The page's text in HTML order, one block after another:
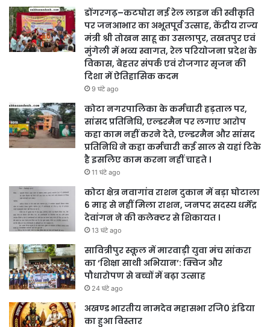
डोंगरगढ़–कटघोरा नई रेल लाइन की स्वीकृति
पर जनआभार का अभूतपूर्व उत्साह, केंद्रीय राज्य
मंत्री श्री तोखन साहू का उसलापुर, तखतपुर एवं
मुंगेली में भव्य स्वागत, रेल परियोजना प्रदेश के
विकास, बेहतर संपर्क एवं रोजगार सृजन की
दिशा में ऐतिहासिक कदम
9 घंटे ago
कोटा नगरपालिका के कर्मचारी हड़ताल पर,
सांसद प्रतिनिधि, एल्डरमैन पर लगाए आरोप
कहा काम नहीं करने देते, एल्डरमैन और सांसद
प्रतिनिधि ने कहा कर्मचारी कई साल से यहां टिके
है इसलिए काम करना नहीं चाहते ।
11 घंटे ago
कोटा क्षेत्र नवागांव राशन दुकान में बड़ा घोटाला
6 माह से नहीं मिला राशन, जनपद सदस्य धर्मेंद्र
देवांगन ने की कलेक्टर से शिकायत ।
13 घंटे ago
सावित्रीपुर स्कूल में मारवाड़ी युवा मंच सांकरा
का ‘शिक्षा साथी अभियान’: क्विज और
पौधारोपण से बच्चों में बढ़ा उत्साह
24 घंटे ago
अखण्ड भारतीय नामदेव महासभा रजि0 इंडिया
का हुआ विस्तार